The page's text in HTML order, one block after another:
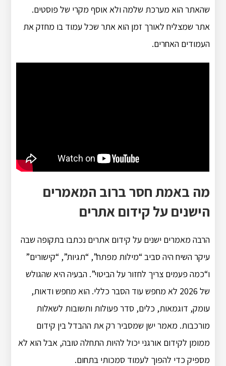
שהאתר הוא מערכת שלמה ולא אוסף מקרי של פוסטים.
אתר שמצליח לאורך זמן הוא אתר שכל עמוד בו מחזק את
העמודים האחרים.
מה באמת חסר ברוב המאמרים
הישנים על קידום אתרים
הרבה מאמרים ישנים על קידום אתרים נכתבו בתקופה שבה
עיקר השיח היה סביב “מילות מפתח”, “תגיות”, “קישורים”
ו“כמה פעמים צריך לחזור על הביטוי”. הבעיה היא שהגולש
של 2026 לא מחפש עוד הסבר כללי. הוא מחפש ודאות,
עומק, דוגמאות, כלים, סדר פעולות ותשובות לשאלות
מורכבות. מאמר ישן שמסביר רק את ההבדל בין קידום
ממומן לקידום אורגני יכול להיות התחלה טובה, אבל הוא לא
מספיק כדי להפוך לעמוד סמכותי בתחום.